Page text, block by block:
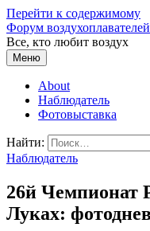
Перейти к содержимому
Форум воздухоплавателей
Все, кто любит воздух
Меню
About
Наблюдатель
Фотовыставка
Найти:
Наблюдатель
26й Чемпионат
Луках: